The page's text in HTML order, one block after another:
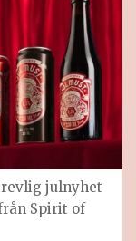
julnyhet
Spirit of